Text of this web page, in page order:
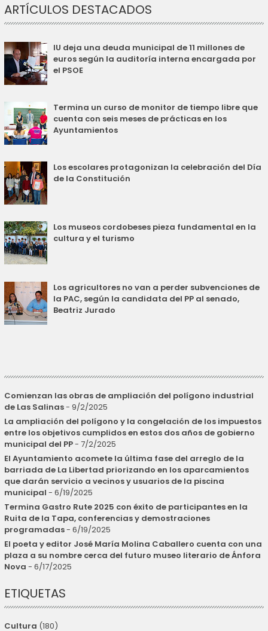
ARTÍCULOS DESTACADOS
IU deja una deuda municipal de 11 millones de
euros según la auditoría interna encargada por
el PSOE
Termina un curso de monitor de tiempo libre que
cuenta con seis meses de prácticas en los
Ayuntamientos
Los escolares protagonizan la celebración del Día
de la Constitución
Los museos cordobeses pieza fundamental en la
cultura y el turismo
Los agricultores no van a perder subvenciones de
la PAC, según la candidata del PP al senado,
Beatriz Jurado
Comienzan las obras de ampliación del polígono industrial
de Las Salinas- 9/2/2025
La ampliación del polígono y la congelación de los impuestos
entre los objetivos cumplidos en estos dos años de gobierno
municipal del PP- 7/2/2025
El Ayuntamiento acomete la última fase del arreglo de la
barriada de La Libertad priorizando en los aparcamientos
que darán servicio a vecinos y usuarios de la piscina
municipal - 6/19/2025
Termina Gastro Rute 2025 con éxito de participantes en la
Ruita de la Tapa, conferencias y demostraciones
programadas- 6/19/2025
El poeta y editor José María Molina Caballero cuenta con una
plaza a su nombre cerca del futuro museo literario de Ánfora
Nova - 6/17/2025
ETIQUETAS
Cultura (180)